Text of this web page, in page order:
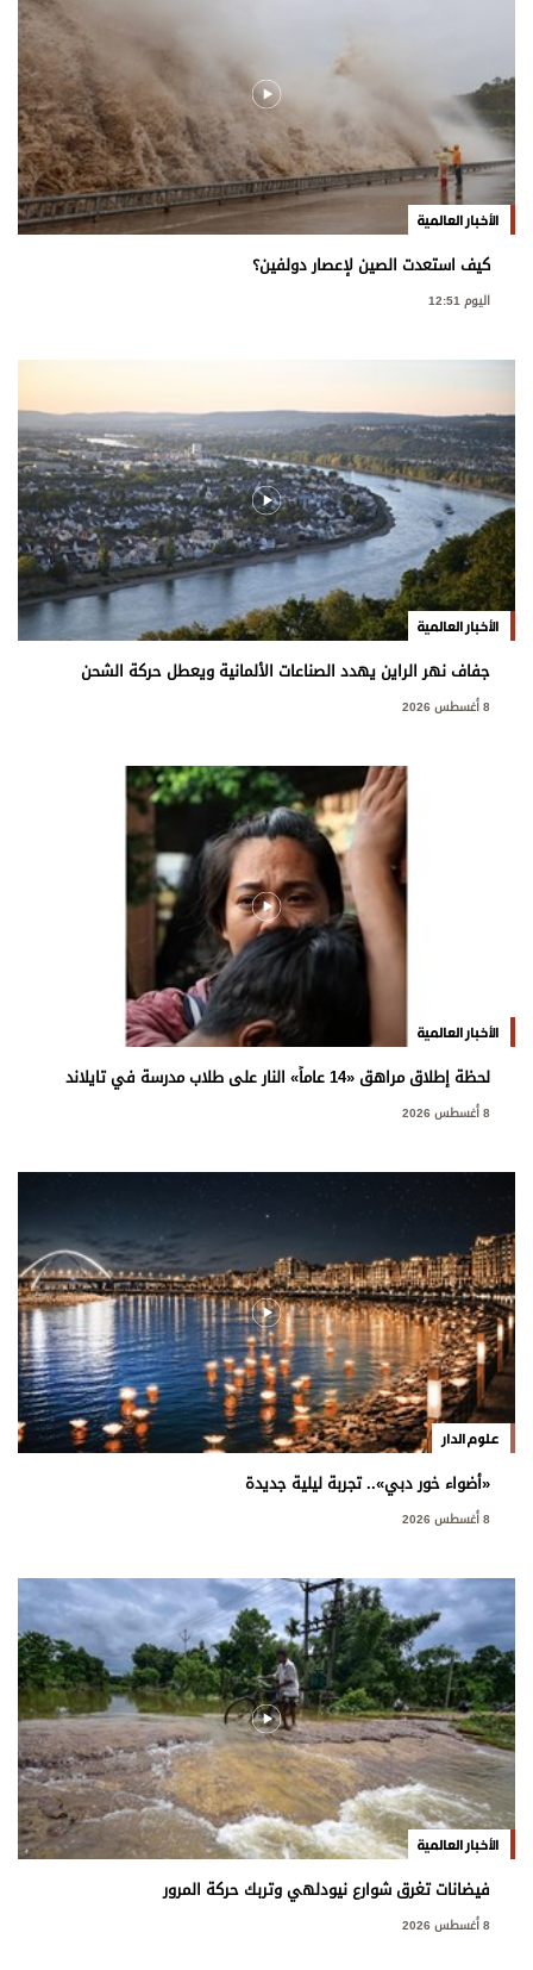
الأخبار العالمية
كيف استعدت الصين لإعصار دولفين؟
اليوم 12:51
الأخبار العالمية
جفاف نهر الراين يهدد الصناعات الألمانية ويعطل حركة الشحن
8 أغسطس 2026
الأخبار العالمية
لحظة إطلاق مراهق «14 عاماً» النار على طلاب مدرسة في تايلاند
8 أغسطس 2026
علوم الدار
«أضواء خور دبي».. تجربة ليلية جديدة
8 أغسطس 2026
الأخبار العالمية
فيضانات تغرق شوارع نيودلهي وتربك حركة المرور
8 أغسطس 2026